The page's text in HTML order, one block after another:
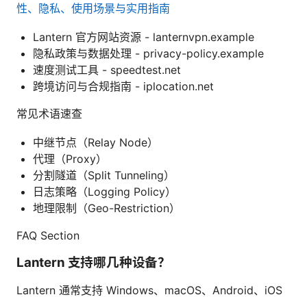
性、隐私、使用场景与实用指南
Lantern 官方网站资源 - lanternvpn.example
隐私政策与数据处理 - privacy-policy.example
速度测试工具 - speedtest.net
跨境访问与合规指南 - iplocation.net
常见术语速查
中继节点（Relay Node）
代理（Proxy）
分割隧道（Split Tunneling）
日志策略（Logging Policy）
地理限制（Geo-Restriction）
FAQ Section
Lantern 支持哪几种设备？
Lantern 通常支持 Windows、macOS、Android、iOS